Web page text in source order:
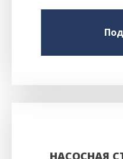
НАСОСНАЯ